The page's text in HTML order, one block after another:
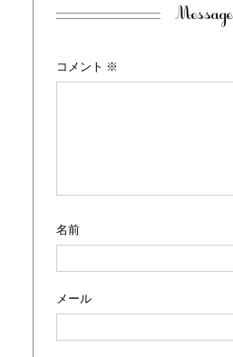
Message
コメント ※
名前
メール